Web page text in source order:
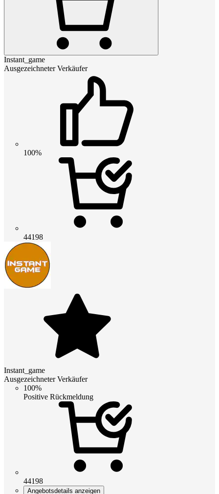
Instant_game
Ausgezeichneter Verkäufer
100%
44198
Instant_game
Ausgezeichneter Verkäufer
100%
Positive Rückmeldung
44198
Angebotsdetails anzeigen